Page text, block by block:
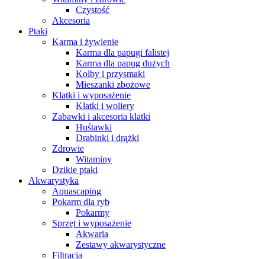
Czystość
Akcesoria
Ptaki
Karma i żywienie
Karma dla papugi falistej
Karma dla papug dużych
Kolby i przysmaki
Mieszanki zbożowe
Klatki i wyposażenie
Klatki i woliery
Zabawki i akcesoria klatki
Huśtawki
Drabinki i drążki
Zdrowie
Witaminy
Dzikie ptaki
Akwarystyka
Aquascaping
Pokarm dla ryb
Pokarmy
Sprzęt i wyposażenie
Akwaria
Zestawy akwarystyczne
Filtracja